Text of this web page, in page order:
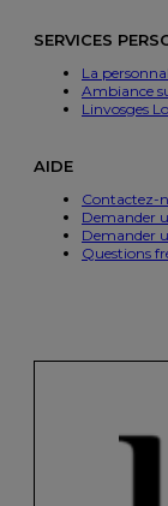
SERVICES
La
Ambiance
Linvosges
AIDE
Contactez-
Demander
Demander
Questions